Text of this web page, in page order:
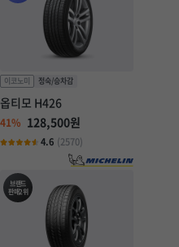
옵티모 H426
41% 128,500원
4.6 (2570)
브랜드
판매2위